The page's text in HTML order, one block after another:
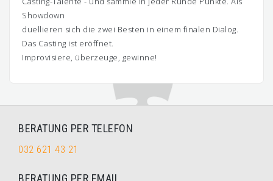
Showdown
duellieren sich die zwei Besten in einem finalen Dialog.
Das Casting ist eröffnet.
Improvisiere, überzeuge, gewinne!
BERATUNG PER TELEFON
032 621 43 21
BERATUNG PER EMAIL